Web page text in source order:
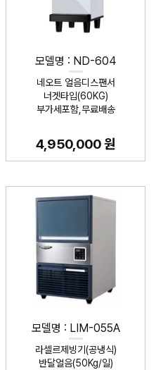
모델명 : ND-604
네오트 얼음디스팬서
너겟타입(60KG)
부가세포함,무료배송
4,950,000 원
모델명 : LIM-055A
라셀르제빙기(공냉식)
반달얼음(50Kg/일)